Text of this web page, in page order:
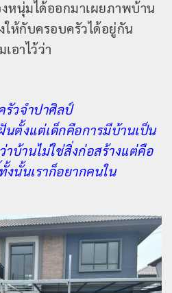
หนุ่มได้ออกมาเผยภาพบ้าน
ให้กับครอบครัวได้อยู่กัน
อาไว้ว่า
รัวจำปาศิลป์
นตั้งแต่เด็กคือการมีบ้านเป็น
าบ้านไม่ใช่สิ่งก่อสร้างแต่คือ
นั้นเราก็อยากคนใน